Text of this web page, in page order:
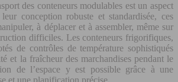
des conteneurs modulables est un aspect
conception robuste et standardisée, ces
à déplacer et à assembler, même sur
difficiles. Les conteneurs frigorifiques,
de contrôles de température sophistiqués
et la fraîcheur des marchandises pendant le
de l’espace y est possible grâce à une